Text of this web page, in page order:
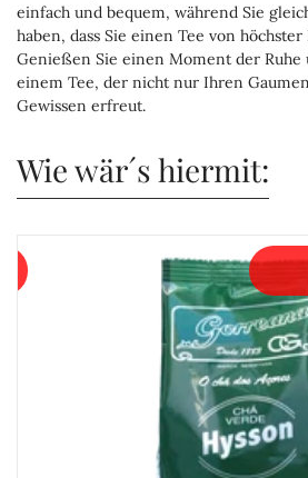
einfach und bequem, während Sie
haben, dass Sie einen Tee von
Genießen Sie einen Moment der
einem Tee, der nicht nur Ihren
Gewissen erfreut.
Wie wär´s hiermit: